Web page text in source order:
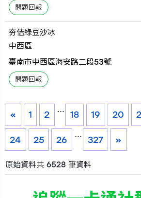
夯佶綠豆沙冰
中西區
臺南市中西區海安路二段53號
« 1 2
...
18 19 20
24 25 26
...
327 »
原始資料共 6528 筆資料